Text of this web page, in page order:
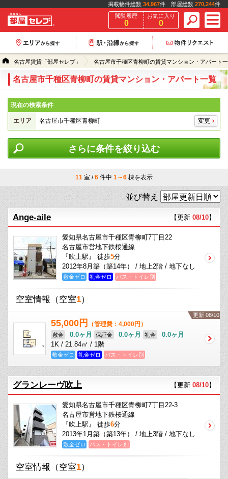
掲載物件総数 34,967件 部屋総数 270,244件
閲覧履歴
0
お気に入り
0
名古屋賃貸「部屋セレブ」 名古屋市千種区青柳町の賃貸マンション・アパート
名古屋市千種区青柳町の賃貸マンション・アパート一覧
現在の検索条件
エリア 名古屋市千種区青柳町 変更
さらに条件を絞り込む
11 室 /6 件中 1～6 棟を表示
並び替え
Ange-aile 【更新 08/10】
愛知県名古屋市千種区青柳町7丁目22
名古屋市営地下鉄桜通線
『吹上駅』 徒歩5分
2012年8月築（築14年） / 地上2階 / 地下なし
敷金ゼロ 礼金ゼロ バス・トイレ別
空室情報 （空室1）
更新 08/10
55,000円 （管理費：4,000円）
敷金 0.0ヶ月 保証金 0.0ヶ月 礼金
0.0ヶ月
1K / 21.84㎡ / 1階
敷金ゼロ 礼金ゼロ バス・トイレ別
グランレーヴ吹上 【更新 08/10】
愛知県名古屋市千種区青柳町7丁目22-3
名古屋市営地下鉄桜通線
『吹上駅』 徒歩6分
2013年1月築（築13年） / 地上3階 / 地下なし
敷金ゼロ バス・トイレ別
空室情報 （空室1）